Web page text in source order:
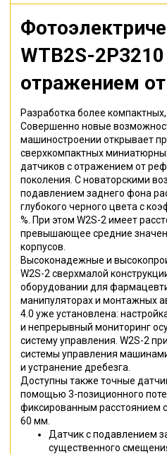
WTB2S-2P3210
отражением
Разработка более
Совершенно новые
машиностроении открывает
сверхкомпактных
датчиков с отражением от
поколения. С новаторскими
подавлением заднего фона
глубокого черного цвета с
%. При этом W2S-2 имеет
превышающее средние
корпусов.
Высоконадежные и
W2S-2 сверхмалой
оборудовании для
манипуляторах и монтажных
4.0 уже установлена:
и непрерывный мониторинг
систему управления. W2S-2
системы управления
и устранение дребезга.
Доступны также точные
помощью 3-позиционного
фиксированным расстоянием
60 мм.
Датчик с подавлением
существенного